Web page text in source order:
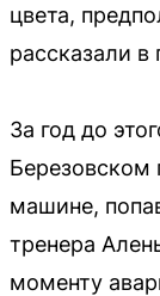
цвета,
рассказали в
За год до
Березовском
машине,
тренера
моменту